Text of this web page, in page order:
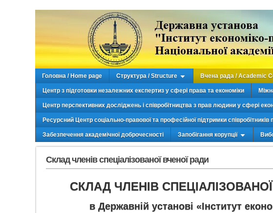
Головна / Home page Структура / Structure Вчена рада / Academic
Центр з підготовки незалежних експертиз у сфері права та економіки
Центр перспективних досліджень і співробітництва з прав людини у сфері
Ресурсний Центр соціально-правової та професійної підтримки
Забезпечення академічної доброчесності Запобігання корупції
Склад членів спеціалізованої вченої ради
СКЛАД ЧЛЕНІВ
в Державній установі «Інститут